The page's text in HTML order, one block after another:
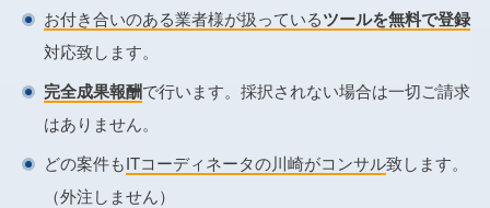
お付き合いのある業者様が扱っているツールを無料で登録
対応致します。
完全成果報酬で行います。採択されない場合は一切ご請求
はありません。
どの案件もITコーディネータの川崎がコンサル致します。
（外注しません）